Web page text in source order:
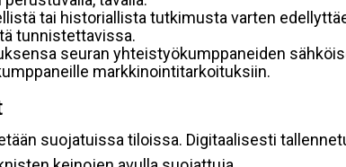
tai historiallista tutkimusta varten
tunnistettavissa.
seuran yhteistyökumppaneiden
markkinointitarkoituksiin.
suojatuissa tiloissa. Digitaalisesti